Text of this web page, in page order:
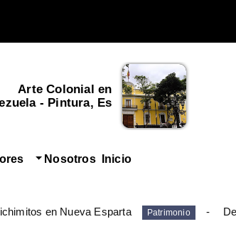
Arte Colonial en
- Pintura, Es...
Inicio
Nosotros
Patrimonio
en Nueva Esparta